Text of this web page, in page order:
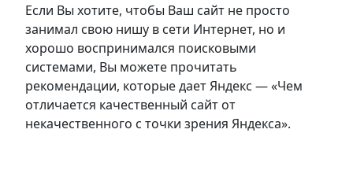
Если Вы хотите, чтобы Ваш сайт не просто
занимал свою нишу в сети Интернет, но и
хорошо воспринимался поисковыми
системами, Вы можете прочитать
рекомендации, которые дает Яндекс — «Чем
отличается качественный сайт от
некачественного с точки зрения Яндекса».